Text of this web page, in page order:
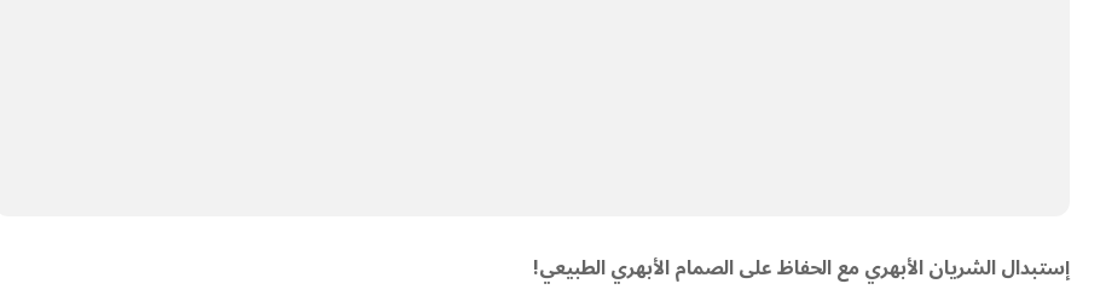
إستبدال الشريان الأبهري مع الحفاظ على الصمام الأبهري الطبيعي!